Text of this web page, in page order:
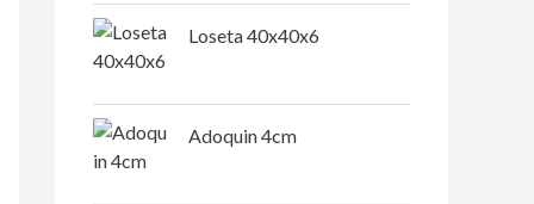
Loseta 40x40x6
Adoquin 4cm